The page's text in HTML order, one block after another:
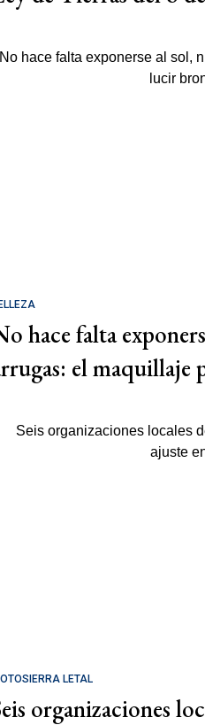
hace falta
el maquillaje
LETAL
organizaciones